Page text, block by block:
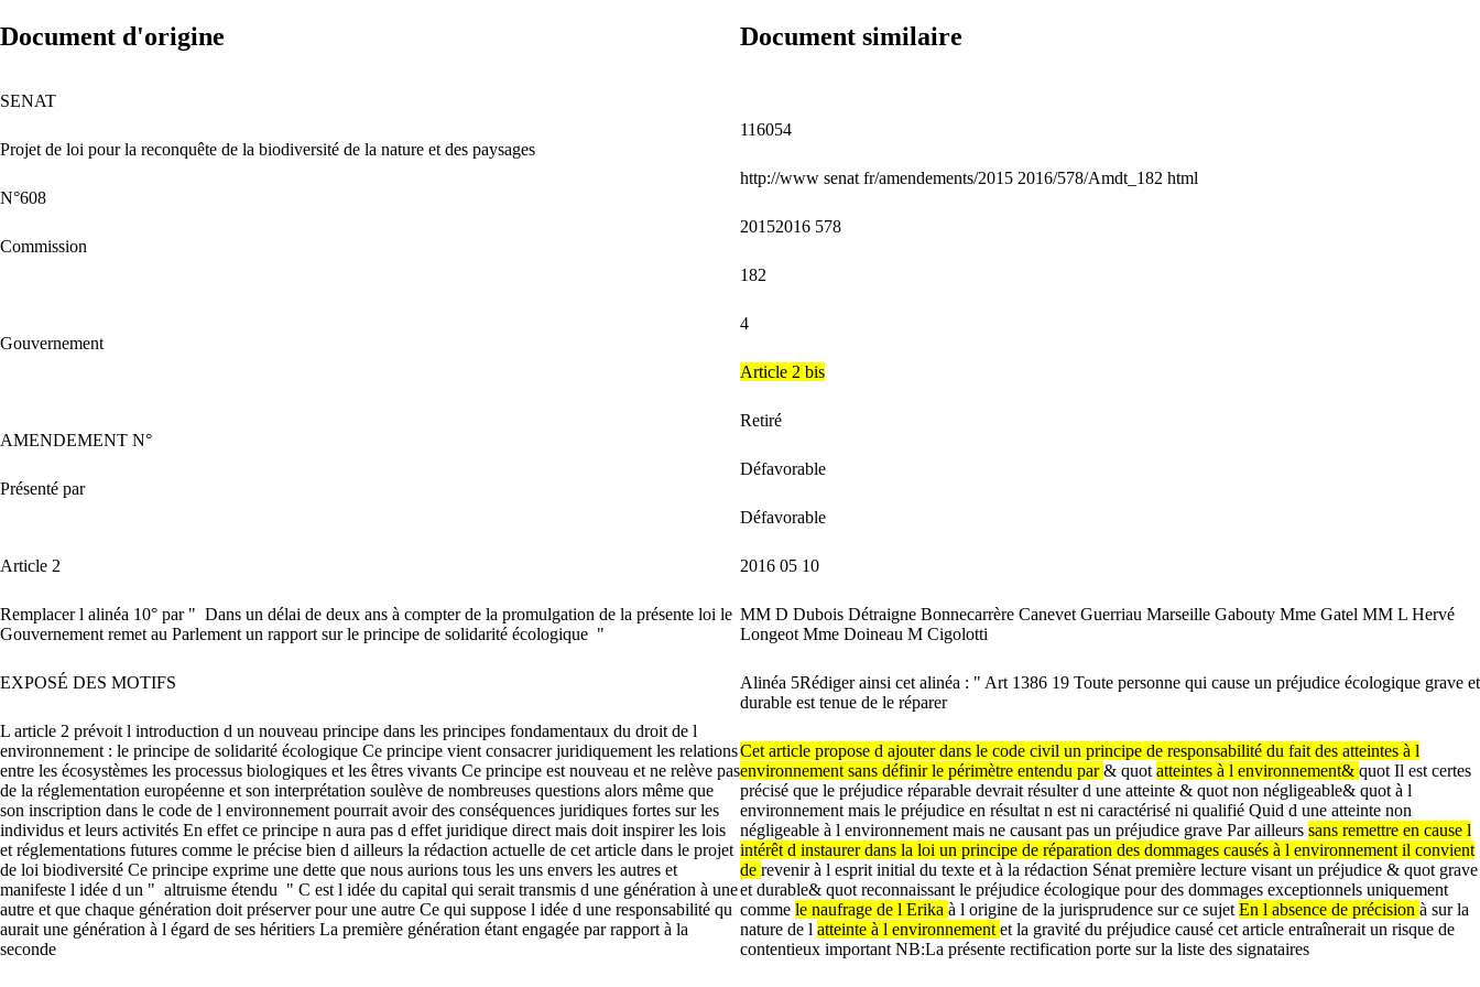
Document d'origine
SENAT
Projet de loi pourla reconquête de la biodiversité de la nature et des paysages
N°608
Commission
Gouvernement
AMENDEMENT N°
Présenté par
Article 2
Remplacerl alinéa 10° par " Dans un délai de deux ans à compterde la promulgation de la présente loi le
Gouvernement remet au Parlement un rapport surle principe de solidarité écologique "
EXPOSÉ DES MOTIFS
L article 2 prévoit l introduction d un nouveau principe dans les principes fondamentaux du droit de l
environnement : le principe de solidarité écologique Ce principe vient consacrerjuridiquement les relations
entre les écosystèmes les processus biologiques et les êtres vivants Ce principe est nouveau et ne relève pas
de la réglementation européenne et son interprétation soulève de nombreuses questions alors même que
son inscription dans le code de l environnement pourrait avoirdes conséquences juridiques fortes surles
individus et leurs activités En effet ce principe n aura pas d effet juridique direct mais doit inspirerles lois
et réglementations futures comme le précise bien d ailleurs la rédaction actuelle de cet article dans le projet
de loi biodiversité Ce principe exprime une dette que nous aurions tous les uns envers les autres et
manifeste l idée d un " altruisme étendu " C est l idée du capital qui serait transmis d une génération à une
autre et que chaque génération doit préserverpourune autre Ce qui suppose l idée d une responsabilité qu
aurait une génération à l égard de ses héritiers La première génération étant engagée parrapport à la
seconde
Document similaire
116054
http://www senat fr/amendements/2015 2016/578/Amdt_182 html
20152016 578
182
4
Article 2 bis
Retiré
Défavorable
Défavorable
2016 05 10
MM D Dubois Détraigne Bonnecarrère Canevet Guerriau Marseille Gabouty Mme Gatel MM L Hervé
Longeot Mme Doineau M Cigolotti
Alinéa 5Rédigerainsi cet alinéa : " Art 1386 19 Toute personne qui cause un préjudice écologique grave et
durable est tenue de le réparer
Cet article propose d ajouterdans le code civil un principe de responsabilité du fait des atteintes à l
environnement sans définirle périmètre entendu par& quot atteintes à l environnement& quot Il est certes
précisé que le préjudice réparable devrait résulterd une atteinte & quot non négligeable& quot à l
environnement mais le préjudice en résultat n est ni caractérisé ni qualifié Quid d une atteinte non
négligeable à l environnement mais ne causant pas un préjudice grave Parailleurs sans remettre en cause l
intérêt d instaurerdans la loi un principe de réparation des dommages causés à l environnement il convient
de revenirà l esprit initial du texte et à la rédaction Sénat première lecture visant un préjudice & quot grave
et durable& quot reconnaissant le préjudice écologique pourdes dommages exceptionnels uniquement
comme le naufrage de l Erika à l origine de la jurisprudence surce sujet En l absence de précision à surla
nature de l atteinte à l environnement et la gravité du préjudice causé cet article entraînerait un risque de
contentieux important NB:La présente rectification porte surla liste des signataires